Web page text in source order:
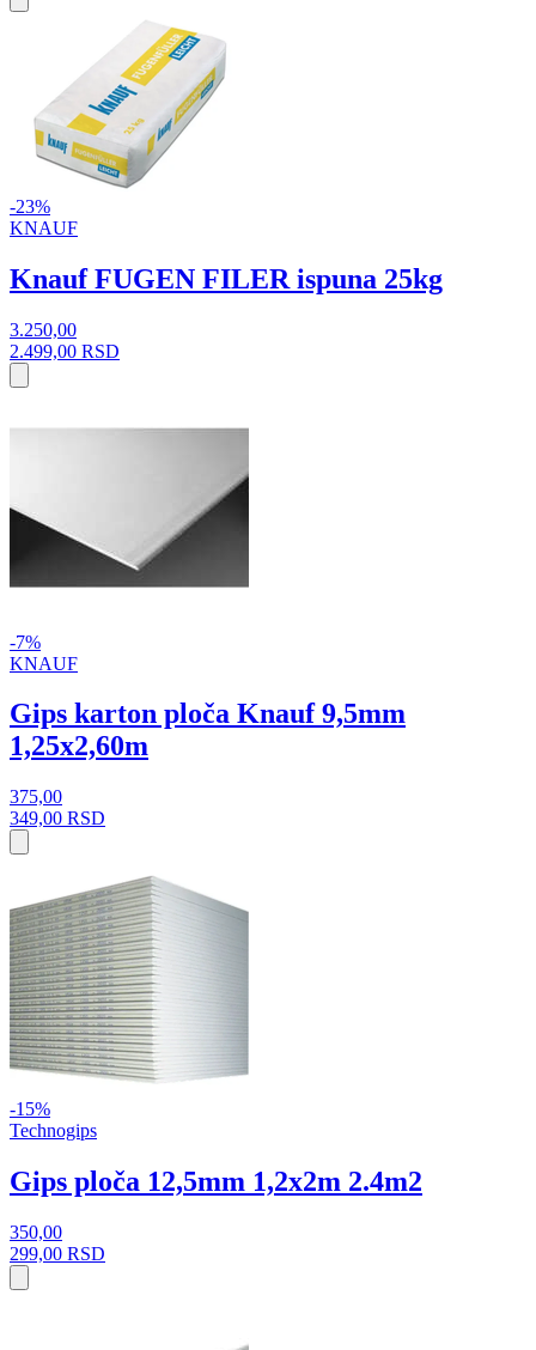
-23%
KNAUF
Knauf FUGEN FILER ispuna 25kg
3.250,00
2.499,00 RSD
-7%
KNAUF
Gips karton ploča Knauf 9,5mm
1,25x2,60m
375,00
349,00 RSD
-15%
Technogips
Gips ploča 12,5mm 1,2x2m 2.4m2
350,00
299,00 RSD